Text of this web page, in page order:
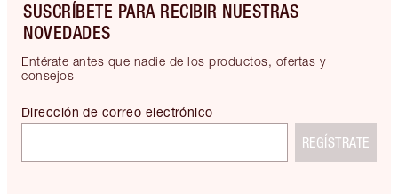
SUSCRÍBETE PARA RECIBIR NUESTRAS
NOVEDADES
Entérate antes que nadie de los productos, ofertas y
consejos
Dirección de correo electrónico
REGÍSTRATE